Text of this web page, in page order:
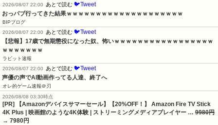
2026/08/07 22:00
あとで読む 🐦Tweet
おっパブ行ってきた結果ｗｗｗｗｗｗｗｗｗｗｗｗｗｗｗｗｗｗｗｗ
BIPブログ
2026/08/07 22:00
あとで読む 🐦Tweet
【悲報】17歳で無期懲役になった奴、怖いｗｗｗｗｗｗｗｗｗｗｗｗｗｗｗｗｗ
ｗｗｗｗｗｗｗ
ラビット速報
2026/08/07 22:00
あとで読む 🐦Tweet
声優の声でAI動画作ってる人達、終了へ
オレ的ゲーム速報＠刃
2026/08/08 03:30時点
[PR] 【Amazonデバイスサマーセール】【20%OFF！】 Amazon Fire TV Stick
4K Plus | 映画館のような4K体験 | ストリーミングメディアプレイヤー … 9980円
→ 7980円